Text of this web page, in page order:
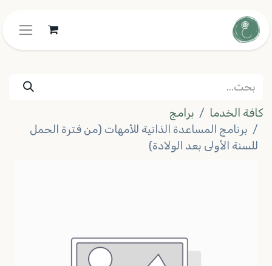
كافة الخدما
برامج
برنامج المساعدة الذاتية للأمهات (من فترة الحمل
للسنة الأولى بعد الولادة)